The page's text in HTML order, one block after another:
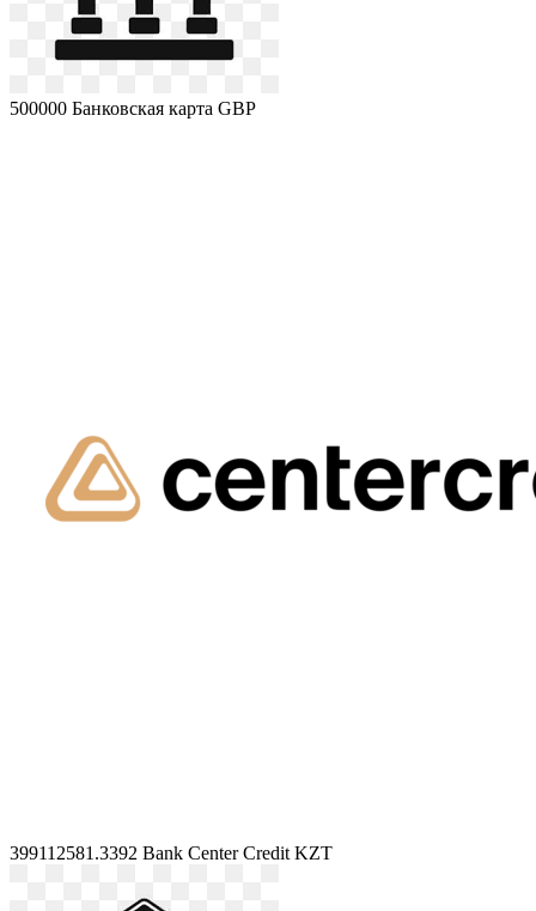
500000 Банковская карта GBP
399112581.3392 Bank Center Credit KZT